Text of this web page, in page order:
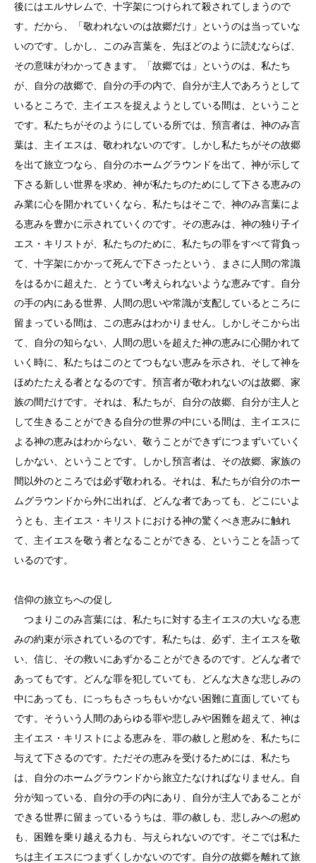
後にはエルサレムで、十字架につけられて殺されてしまうので
す。だから、「敬われないのは故郷だけ」というのは当っていな
いのです。しかし、このみ言葉を、先ほどのように読むならば、
その意味がわかってきます。「故郷では」というのは、私たち
が、自分の故郷で、自分の手の内で、自分が主人であろうとして
いるところで、主イエスを捉えようとしている間は、ということ
です。私たちがそのようにしている所では、預言者は、神のみ言
葉は、主イエスは、敬われないのです。しかし私たちがその故郷
を出て旅立つなら、自分のホームグラウンドを出て、神が示して
下さる新しい世界を求め、神が私たちのためにして下さる恵みの
み業に心を開かれていくなら、私たちはそこで、神のみ言葉によ
る恵みを豊かに示されていくのです。その恵みは、神の独り子イ
エス・キリストが、私たちのために、私たちの罪をすべて背負っ
て、十字架にかかって死んで下さったという、まさに人間の常識
をはるかに超えた、とうてい考えられないような恵みです。自分
の手の内にある世界、人間の思いや常識が支配しているところに
留まっている間は、この恵みはわかりません。しかしそこから出
て、自分の知らない、人間の思いを超えた神の恵みに心開かれて
いく時に、私たちはこのとてつもない恵みを示され、そして神を
ほめたたえる者となるのです。預言者が敬われないのは故郷、家
族の間だけです。それは、私たちが、自分の故郷、自分が主人と
して生きることができる自分の世界の中にいる間は、主イエスに
よる神の恵みはわからない、敬うことができずにつまずいていく
しかない、ということです。しかし預言者は、その故郷、家族の
間以外のところでは必ず敬われる。それは、私たちが自分のホー
ムグラウンドから外に出れば、どんな者であっても、どこにいよ
うとも、主イエス・キリストにおける神の驚くべき恵みに触れ
て、主イエスを敬う者となることができる、ということを語って
いるのです。
信仰の旅立ちへの促し
つまりこのみ言葉には、私たちに対する主イエスの大いなる恵
みの約束が示されているのです。私たちは、必ず、主イエスを敬
い、信じ、その救いにあずかることができるのです。どんな者で
あってもです。どんな罪を犯していても、どんな大きな悲しみの
中にあっても、にっちもさっちもいかない困難に直面していても
です。そういう人間のあらゆる罪や悲しみや困難を超えて、神は
主イエス・キリストによる恵みを、罪の赦しと慰めを、私たちに
与えて下さるのです。ただその恵みを受けるためには、私たち
は、自分のホームグラウンドから旅立たなければなりません。自
分が知っている、自分の手の内にあり、自分が主人であることが
できる世界に留まっているうちは、罪の赦しも、悲しみへの慰め
も、困難を乗り越える力も、与えられないのです。そこでは私た
ちは主イエスにつまずくしかないのです。自分の故郷を離れて旅